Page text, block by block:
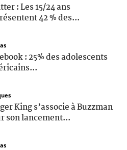
: Les 15/24 ans
42 % des...
: 25% des adolescents
King s’associe à Buzzman
son lancement...